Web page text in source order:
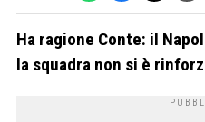
Ha ragione Conte: il
la squadra non si è